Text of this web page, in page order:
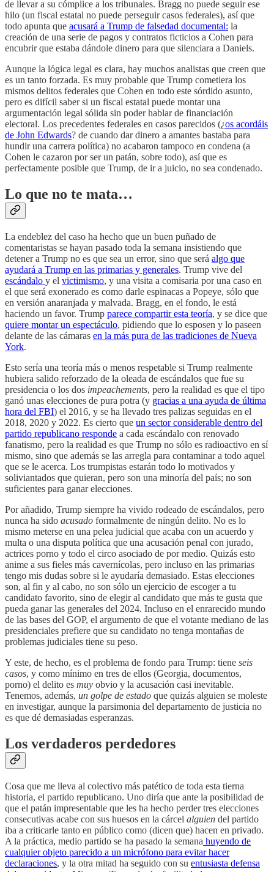
de llevar a su cómplice a los tribunales. Bragg no puede seguir ese
hilo (un fiscal estatal no puede perseguir casos federales), así que
todo apunta que acusará a Trump de falsedad documental: la
creación de una serie de pagos y contratos ficticios a Cohen para
encubrir que estaba dándole dinero para que silenciara a Daniels.
Aunque la lógica legal es clara, hay muchos analistas que creen que
es un tanto forzada. Es muy probable que Trump cometiera los
mismos delitos federales que Cohen en todo este sórdido asunto,
pero es difícil saber si un fiscal estatal puede montar una
argumentación legal sólida sin poder hablar de financiación
electoral. Los precedentes federales en casos parecidos (¿os acordáis
de John Edwards? de cuando dar dinero a amantes bastaba para
hundir una carrera política) no acabaron tampoco en condena (a
Cohen le cazaron por ser un patán, sobre todo), así que es
perfectamente posible que Trump, de ir a juicio, no sea condenado.
Lo que no te mata…
La endeblez del caso ha hecho que un buen puñado de
comentaristas se hayan pasado toda la semana insistiendo que
detener a Trump no es que sea un error, sino que será algo que
ayudará a Trump en las primarias y generales. Trump vive del
escándalo y el victimismo, y una visita a comisaria por una caso en
el que será exonerado es como darle espinacas a Popeye, sólo que
en versión anaranjada y malvada. Bragg, en el fondo, le está
haciendo un favor. Trump parece compartir esta teoría, y se dice que
quiere montar un espectáculo, pidiendo que lo esposen y lo paseen
delante de las cámaras en la más pura de las tradiciones de Nueva
York.
Esto sería una teoría más o menos respetable si Trump realmente
hubiera salido reforzado de la oleada de escándalos que fue su
presidencia o los dos impeachements, pero la realidad es que el tipo
ganó unas elecciones de pura potra (y gracias a una ayuda de última
hora del FBI) el 2016, y se ha llevado tres palizas seguidas en el
2018, 2020 y 2022. Es cierto que un sector considerable dentro del
partido republicano responde a cada escándalo con renovado
fanatismo, pero la realidad es que Trump no sólo es radioactivo en sí
mismo, sino que además se las arregla para contaminar a todo aquel
que se le acerca. Los trumpistas estarán todo lo motivados y
soliviantados que quieran, pero son una minoría del país; no son
suficientes para ganar elecciones.
Por añadido, Trump siempre ha vivido rodeado de escándalos, pero
nunca ha sido acusado formalmente de ningún delito. No es lo
mismo meterse en una pelea judicial que acaba con un acuerdo y
multa o una disputa política que una acusación penal con jurado,
actrices porno y todo el circo asociado de por medio. Quizás esto
anime a sus fieles más cavernícolas, pero incluso en las primarias
tengo mis dudas sobre si le ayudaría demasiado. Estas elecciones
son, al fin y al cabo, no son sólo un ejercicio de escoger a tu
candidato favorito, sino de elegir al candidato que más te gusta que
pueda ganar las generales del 2024. Incluso en el enrarecido mundo
de las bases del GOP, el argumento de que el votante mediano de las
presidenciales prefiere que su candidato no tenga montañas de
problemas judiciales tiene su peso.
Y este, de hecho, es el problema de fondo para Trump: tiene seis
casos, y como mínimo en tres de ellos (Georgia, documentos,
porno) el delito es muy obvio y la acusación casi inevitable.
Tenemos, además, un golpe de estado que quizás alguien se moleste
en investigar, aunque la parsimonia del departamento de justicia no
es que dé demasiadas esperanzas.
Los verdaderos perdedores
Cosa que me lleva al colectivo más patético de toda esta tierna
historia, el partido republicano. Uno diría que ante la posibilidad de
que el patán impresentable que les ha hecho perder tres elecciones
consecutivas acabe con sus huesos en la cárcel alguien del partido
iba a criticarle tanto en público como (dicen que) hacen en privado.
A la práctica, medio partido se ha pasado la semana huyendo de
cualquier objeto parecido a un micrófono para evitar hacer
declaraciones, y la otra mitad ha seguido con su entusiasta defensa